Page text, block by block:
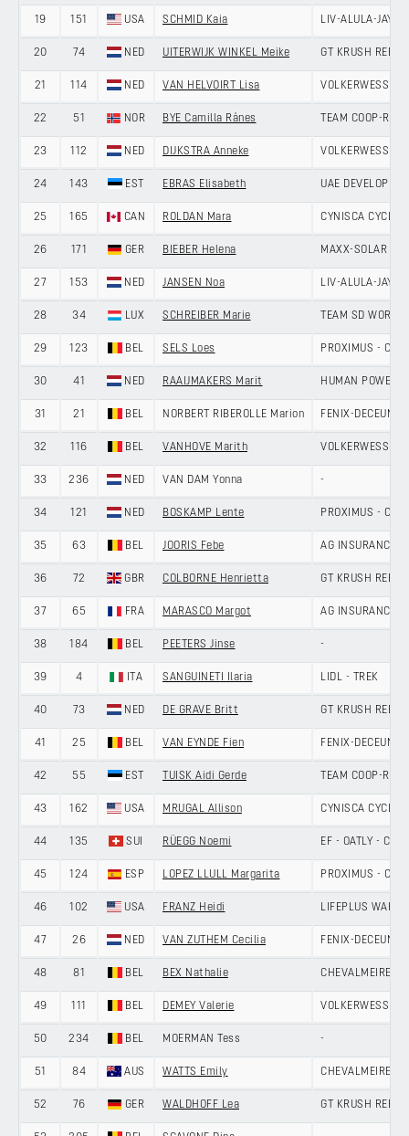
19 151 USA SCHMID Kaia LIV-ALULA-JAYCO
20 74 NED UITERWIJK WINKEL Meike GT KRUSH
21 114 NED VAN HELVOIRT Lisa
22 51 NOR BYE Camilla Rånes TEAM COOP-
23 112 NED DIJKSTRA Anneke
24 143 EST EBRAS Elisabeth UAE
25 165 CAN ROLDAN Mara CYNISCA
26 171 GER BIEBER Helena MAXX-SOLAR
27 153 NED JANSEN Noa LIV-ALULA-JAYCO
28 34 LUX SCHREIBER Marie TEAM SD WORX
29 123 BEL SELS Loes PROXIMUS -
30 41 NED RAAIJMAKERS Marit HUMAN
31 21 BEL NORBERT RIBEROLLE Marion FENIX-
32 116 BEL VANHOVE Marith
33 236 NED VAN DAM Yonna -
34 121 NED BOSKAMP Lente PROXIMUS -
35 63 BEL JOORIS Febe AG INSURANCE -
36 72 GBR COLBORNE Henrietta GT KRUSH
37 65 FRA MARASCO Margot AG INSURANCE -
38 184 BEL PEETERS Jinse -
39 4 ITA SANGUINETI Ilaria LIDL - TREK
40 73 NED DE GRAVE Britt GT KRUSH
41 25 BEL VAN EYNDE Fien FENIX-
42 55 EST TUISK Aidi Gerde TEAM COOP-
43 162 USA MRUGAL Allison CYNISCA
44 135 SUI RÜEGG Noemi EF - OATLY -
45 124 ESP LOPEZ LLULL Margarita PROXIMUS -
46 102 USA FRANZ Heidi LIFEPLUS WAHOO
47 26 NED VAN ZUTHEM Cecilia FENIX-
48 81 BEL BEX Nathalie CHEVALMEIRE
49 111 BEL DEMEY Valerie
50 234 BEL MOERMAN Tess -
51 84 AUS WATTS Emily CHEVALMEIRE
52 76 GER WALDHOFF Lea GT KRUSH